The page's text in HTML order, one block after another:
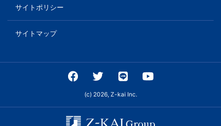
サイトポリシー
サイトマップ
(c) 2026, Z-kai Inc.